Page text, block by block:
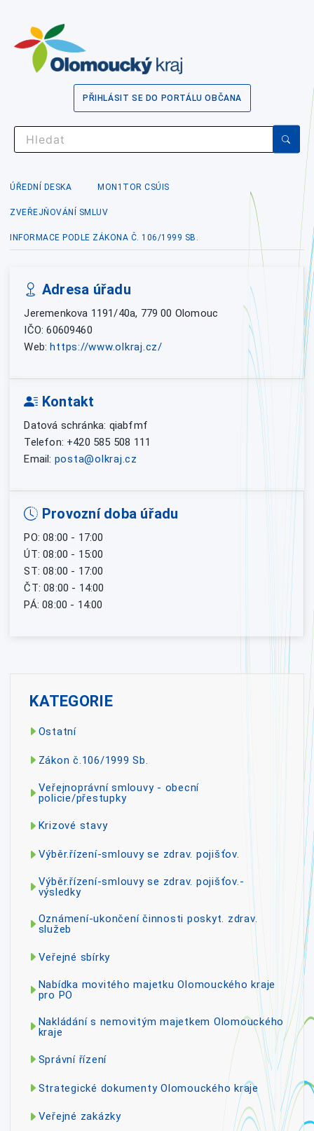
PŘIHLÁSIT SE DO PORTÁLU OBČANA
ÚŘEDNÍ DESKA MON1TOR CSÚIS
ZVEŘEJŇOVÁNÍ SMLUV
INFORMACE PODLE ZÁKONA Č. 106/1999 SB.
Adresa úřadu
Jeremenkova 1191/40a, 779 00 Olomouc
IČO: 60609460
Web: https://www.olkraj.cz/
Kontakt
Datová schránka: qiabfmf
Telefon: +420 585 508 111
Email: posta@olkraj.cz
Provozní doba úřadu
PO: 08:00 - 17:00
ÚT: 08:00 - 15:00
ST: 08:00 - 17:00
ČT: 08:00 - 14:00
PÁ: 08:00 - 14:00
KATEGORIE
Ostatní
Zákon č.106/1999 Sb.
Veřejnoprávní smlouvy - obecní
policie/přestupky
Krizové stavy
Výběr.řízení-smlouvy se zdrav. pojišťov.
Výběr.řízení-smlouvy se zdrav. pojišťov.-
výsledky
Oznámení-ukončení činnosti poskyt. zdrav.
služeb
Veřejné sbírky
Nabídka movitého majetku Olomouckého kraje
pro PO
Nakládání s nemovitým majetkem Olomouckého
kraje
Správní řízení
Strategické dokumenty Olomouckého kraje
Veřejné zakázky